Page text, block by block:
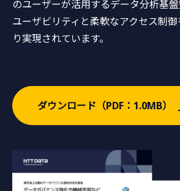
のユーザーが活用するデータ分析基
ユーザビリティと柔軟なアクセス制
り実現されています。
ダウンロード（PDF：1.0MB）